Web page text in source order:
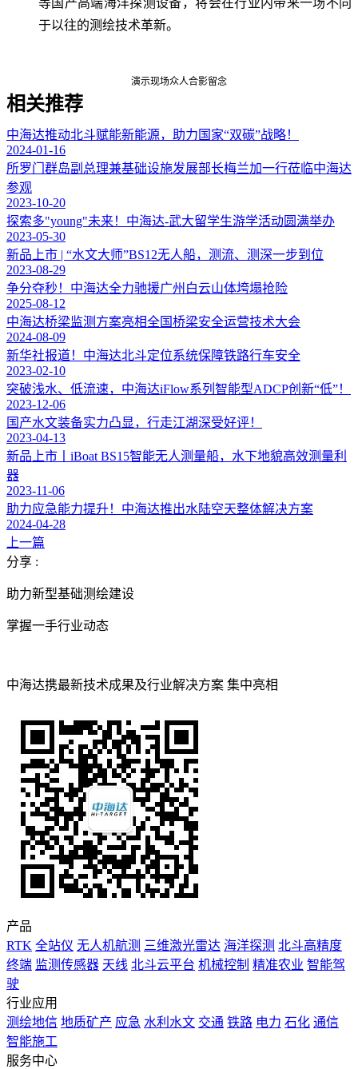
等国产高端海洋探测设备，将会在行业内带来一场不同
于以往的测绘技术革新。
演示现场众人合影留念
相关推荐
中海达推动北斗赋能新能源，助力国家“双碳”战略！
2024-01-16
所罗门群岛副总理兼基础设施发展部长梅兰加一行莅临中海达
参观
2023-10-20
探索多"young"未来！中海达-武大留学生游学活动圆满举办
2023-05-30
新品上市 | “水文大师”BS12无人船，测流、测深一步到位
2023-08-29
争分夺秒！中海达全力驰援广州白云山体垮塌抢险
2025-08-12
中海达桥梁监测方案亮相全国桥梁安全运营技术大会
2024-08-09
新华社报道！中海达北斗定位系统保障铁路行车安全
2023-02-10
突破浅水、低流速，中海达iFlow系列智能型ADCP创新“低”！
2023-12-06
国产水文装备实力凸显，行走江湖深受好评！
2023-04-13
新品上市丨iBoat BS15智能无人测量船，水下地貌高效测量利
器
2023-11-06
助力应急能力提升！中海达推出水陆空天整体解决方案
2024-04-28
上一篇
分享 :
助力新型基础测绘建设
掌握一手行业动态
中海达携最新技术成果及行业解决方案 集中亮相
产品
RTK 全站仪 无人机航测 三维激光雷达 海洋探测 北斗高精度
终端 监测传感器 天线 北斗云平台 机械控制 精准农业 智能驾
驶
行业应用
测绘地信 地质矿产 应急 水利水文 交通 铁路 电力 石化 通信
智能施工
服务中心